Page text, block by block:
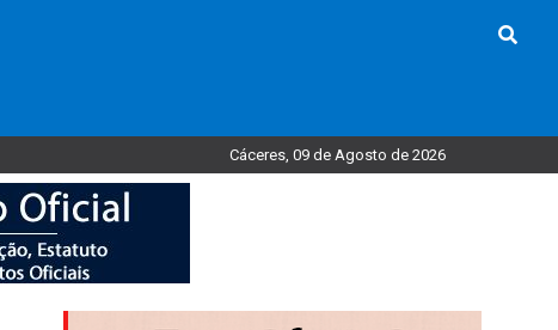
Cáceres, 09 de Agosto de 2026